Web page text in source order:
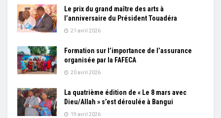
Le prix du grand maître des arts à
l’anniversaire du Président Touadéra
21 avril 2026
Formation sur l’importance de l’assurance
organisée par la FAFECA
20 avril 2026
La quatrième édition de « Le 8 mars avec
Dieu/Allah » s’est déroulée à Bangui
19 avril 2026